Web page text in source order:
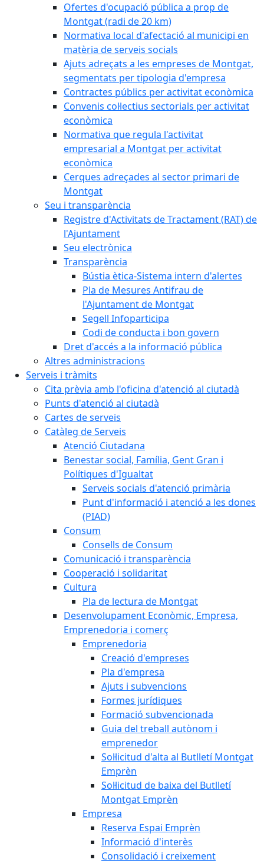
Ofertes d'ocupació pública a prop de
Montgat (radi de 20 km)
Normativa local d'afectació al municipi en
matèria de serveis socials
Ajuts adreçats a les empreses de Montgat,
segmentats per tipologia d'empresa
Contractes públics per activitat econòmica
Convenis col·lectius sectorials per activitat
econòmica
Normativa que regula l'activitat
empresarial a Montgat per activitat
econòmica
Cerques adreçades al sector primari de
Montgat
Seu i transparència
Registre d'Activitats de Tractament (RAT) de
l'Ajuntament
Seu electrònica
Transparència
Bústia ètica-Sistema intern d'alertes
Pla de Mesures Antifrau de
l'Ajuntament de Montgat
Segell Infoparticipa
Codi de conducta i bon govern
Dret d'accés a la informació pública
Altres administracions
Serveis i tràmits
Cita prèvia amb l'oficina d'atenció al ciutadà
Punts d'atenció al ciutadà
Cartes de serveis
Catàleg de Serveis
Atenció Ciutadana
Benestar social, Família, Gent Gran i
Polítiques d'Igualtat
Serveis socials d'atenció primària
Punt d'informació i atenció a les dones
(PIAD)
Consum
Consells de Consum
Comunicació i transparència
Cooperació i solidaritat
Cultura
Pla de lectura de Montgat
Desenvolupament Econòmic, Empresa,
Emprenedoria i comerç
Emprenedoria
Creació d'empreses
Pla d'empresa
Ajuts i subvencions
Formes jurídiques
Formació subvencionada
Guia del treball autònom i
emprenedor
Sol·licitud d'alta al Butlletí Montgat
Emprèn
Sol·licitud de baixa del Butlletí
Montgat Emprèn
Empresa
Reserva Espai Emprèn
Informació d'interès
Consolidació i creixement